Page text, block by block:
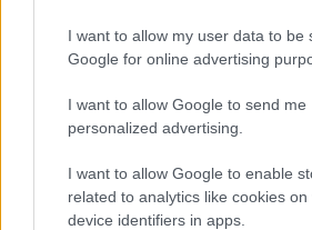
I want to allow my user data to be
Google for online advertising
I want to allow Google to send me
personalized advertising.
I want to allow Google to enable
related to analytics like cookies on
device identifiers in apps.
Η απαγόρευση της Βίβλου
πλαίσιο μίας ευρύτερης
από τα σχολεία θέματα
δικαιώματα και η φυλετική
Και άλλες συντηρητικές
Τέξας, η Φλόριντα, το